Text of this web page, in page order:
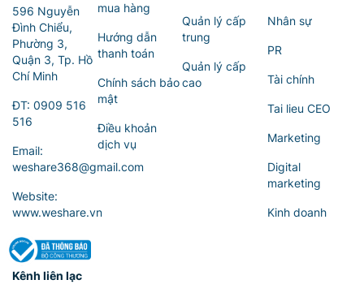
596 Nguyễn
Đình Chiểu,
Phường 3,
Quận 3, Tp. Hồ
Chí Minh
ĐT: 0909 516
516
Email:
weshare368@gmail.com
Website:
www.weshare.vn
mua hàng
Hướng dẫn
thanh toán
Chính sách bảo
mật
Điều khoản
dịch vụ
Quản lý cấp
trung
Quản lý cấp
cao
Nhân sự
PR
Tài chính
Tai lieu CEO
Marketing
Digital
marketing
Kinh doanh
Kênh liên lạc